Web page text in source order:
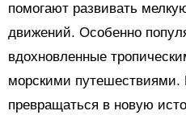
помогают развивать
движений. Особенно
вдохновленные
морскими
превращаться в новую